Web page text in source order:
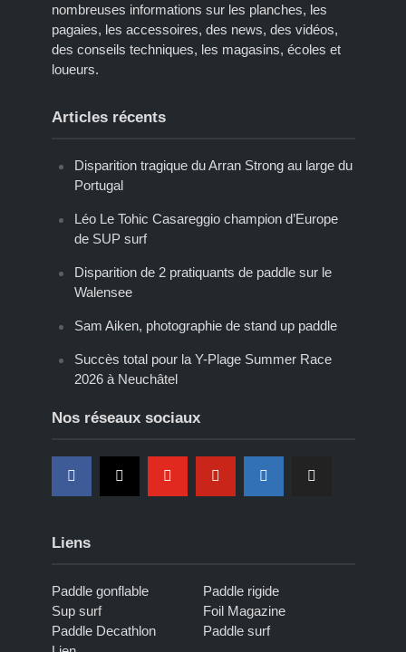
nombreuses informations sur les planches, les
pagaies, les accessoires, des news, des vidéos,
des conseils techniques, les magasins, écoles et
loueurs.
Articles récents
Disparition tragique du Arran Strong au large du
Portugal
Léo Le Tohic Casareggio champion d’Europe
de SUP surf
Disparition de 2 pratiquants de paddle sur le
Walensee
Sam Aiken, photographie de stand up paddle
Succès total pour la Y-Plage Summer Race
2026 à Neuchâtel
Nos réseaux sociaux
Liens
Paddle gonflable
Paddle rigide
Sup surf
Foil Magazine
Paddle Decathlon
Paddle surf